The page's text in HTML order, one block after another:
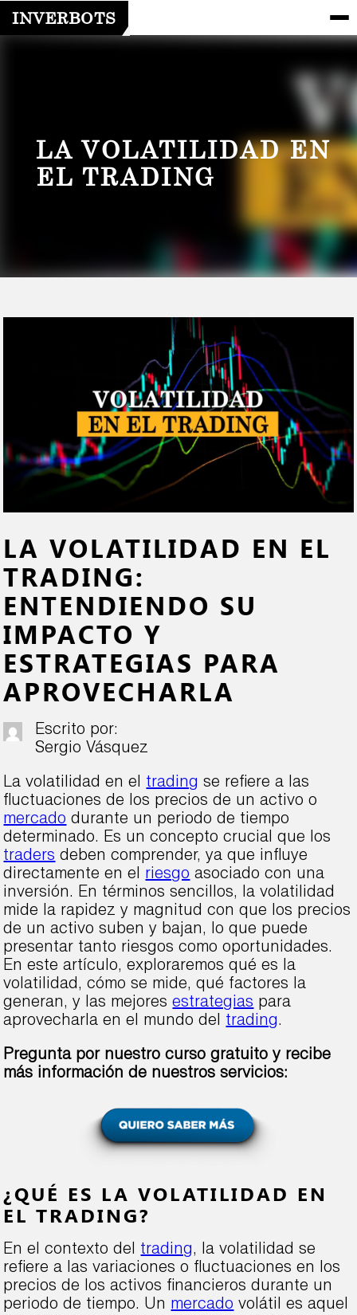
INVERBOTS
LA VOLATILIDAD EN
EL TRADING
LA VOLATILIDAD EN EL
TRADING:
ENTENDIENDO SU
IMPACTO Y
ESTRATEGIAS PARA
APROVECHARLA
Escrito por:
Sergio Vásquez
La volatilidad en eltrading se refiere a las
fluctuaciones de los precios de un activo o
mercadodurante un periodo de tiempo
determinado. Es un concepto crucial que los
tradersdeben comprender, ya que influye
directamente en elriesgoasociado con una
inversión. En términos sencillos, la volatilidad
mide la rapidez y magnitud con que los precios
de un activo suben y bajan, lo que puede
presentar tanto riesgos como oportunidades.
En este artículo, exploraremos qué es la
volatilidad, cómo se mide, qué factores la
generan, y las mejoresestrategiaspara
aprovecharla en el mundo deltrading.
Pregunta por nuestro curso gratuito y recibe
más información de nuestros servicios:
¿QUÉ ES LA VOLATILIDAD EN
EL TRADING?
En el contexto deltrading, la volatilidad se
refiere a las variaciones o fluctuaciones en los
precios de los activos financieros durante un
periodo de tiempo. Unmercadovolátil es aquel